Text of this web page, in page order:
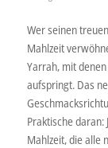
Wer seinen
Mahlzeit
Yarrah, mit
aufspringt. Das
Praktische
Mahlzeit, die alle